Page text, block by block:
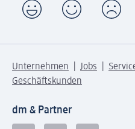
Unternehmen Jobs
Geschäftskunden
dm & Partner